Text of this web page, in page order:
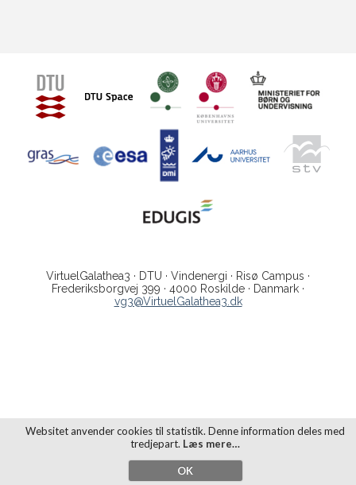
Websitet anvender cookies til statistik. Denne information deles med
tredjepart. Læs mere…
OK
VirtuelGalathea3 · DTU · Vindenergi · Risø Campus ·
Frederiksborgvej 399 · 4000 Roskilde · Danmark ·
vg3@VirtuelGalathea3.dk